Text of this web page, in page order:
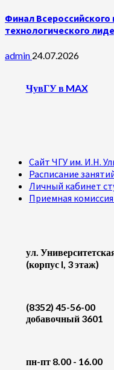
Финал Всероссийского
технологического
admin 24.07.2026
ЧувГУ в MAX
Сайт ЧГУ им. И.Н.
Расписание
Личный кабинет
Приемная
ул.
(корпус I, 3 этаж)
(8352) 45-56-00
добавочный 3601
пн-пт 8.00 - 16.00